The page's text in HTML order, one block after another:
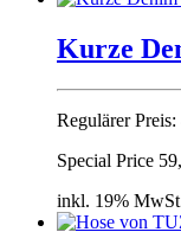
Kurze
Regulärer Preis:
Special Price
inkl. 19%